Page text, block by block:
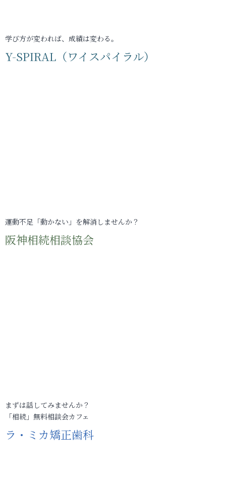
学び方が変われば、成績は変わる。
Y-SPIRAL（ワイスパイラル）
運動不足「動かない」を解消しませんか？
阪神相続相談協会
まずは話してみませんか？
「相続」無料相談会カフェ
ラ・ミカ矯正歯科